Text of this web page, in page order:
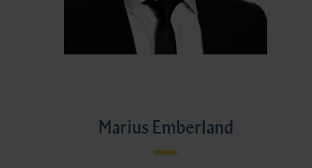
Marius Emberland